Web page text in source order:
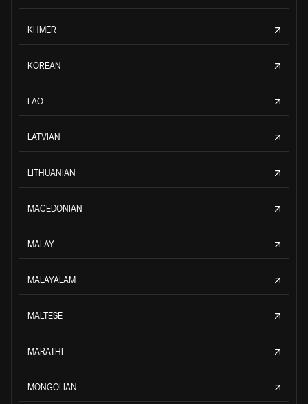
KHMER
KOREAN
LAO
LATVIAN
LITHUANIAN
MACEDONIAN
MALAY
MALAYALAM
MALTESE
MARATHI
MONGOLIAN